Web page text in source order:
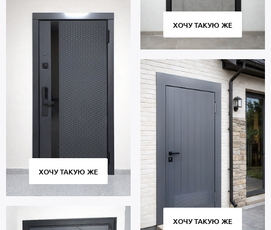
ХОЧУ ТАКУЮ ЖЕ
ХОЧУ ТАКУЮ ЖЕ
ХОЧУ ТАКУЮ ЖЕ